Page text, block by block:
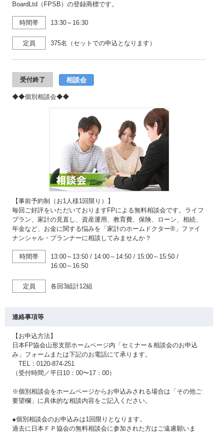
BoardLtd（FPSB）の登録商標です。
時間帯 13:30～16:30
定員 375名（セットでの申込となります）
受付終了 相談会
◆◆個別相談会◆◆
【事前予約制（お1人様1回限り）】
毎回ご好評をいただいておりますFPによる無料相談会です。ライフ
プラン、家計の見直し、資産運用、教育費、保険、ローン、相続、
年金など、お金に関する悩みを「家計のホームドクター®」ファイ
ナンシャル・プランナーに相談してみませんか？
時間帯 13:00～13:50 / 14:00～14:50 / 15:00～15:50 /
16:00～16:50
定員 各回3組計12組
連絡事項等
【お申込方法】
日本FP協会山形支部ホームページ内「セミナー＆相談会のお申込
み」フォームまたは下記のお電話にて承ります。
TEL：0120-874-251
（受付時間／平日10：00〜17：00）
※個別相談会をホームページからお申込みされる場合は「その他ご
要望欄」に具体的な相談内容をご記入ください。
●個別相談会のお申込みは1回限りとなります。
過去に日本ＦＰ協会の無料相談会に参加された方はご遠慮願いま